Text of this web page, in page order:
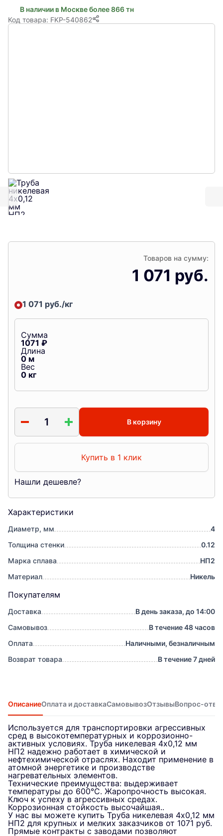
В наличии в Москве более 866 тн
Код товара: FKP-540862
Характеристики
Диаметр, мм
4
Толщина стенки
0.12
Марка сплава
НП2
Материал
Никель
Покупателям
Доставка
В день заказа, до 14:00
Самовывоз
В течение 48 часов
Оплата
Наличными, безналичным
Возврат товара
В течение 7 дней
Товаров на сумму:
1 071 руб.
1 071 руб./кг
Сумма
1071 ₽
Длина
0м
Вес
0 кг
В корзину
Купить в 1 клик
Нашли дешевле?
ОписаниеОплата и доставкаСамовывозОтзывыВопрос-
Используется для транспортировки агрессивных
сред в высокотемпературных и коррозионно-
активных условиях. Труба никелевая 4х0,12 мм
НП2 надежно работает в химической и
нефтехимической отраслях. Находит применение в
атомной энергетике и производстве
нагревательных элементов.
Технические преимущества: выдерживает
температуры до 600°C. Жаропрочность высокая.
Ключ к успеху в агрессивных средах.
Коррозионная стойкость высочайшая..
У нас вы можете купить Труба никелевая 4х0,12 мм
НП2 для крупных и мелких заказчиков от 1071 руб.
Прямые контракты с заводами позволяют